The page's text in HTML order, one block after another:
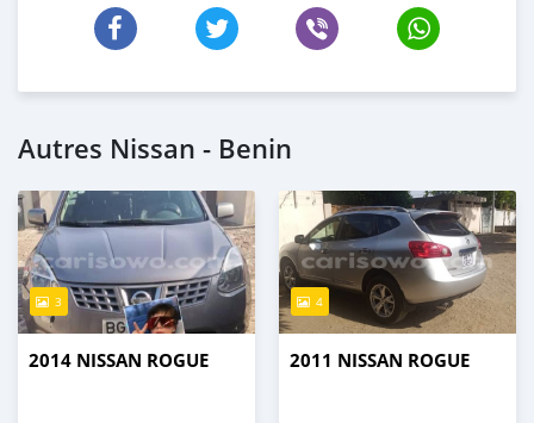
Autres Nissan - Benin
3
2014 NISSAN ROGUE
4
2011 NISSAN ROGUE